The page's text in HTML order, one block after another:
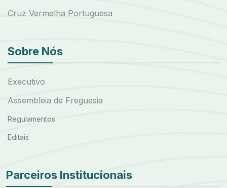
Cruz Vermelha Portuguesa
Sobre Nós
Executivo
Assembleia de Freguesia
Regulamentos
Editais
Parceiros Institucionais